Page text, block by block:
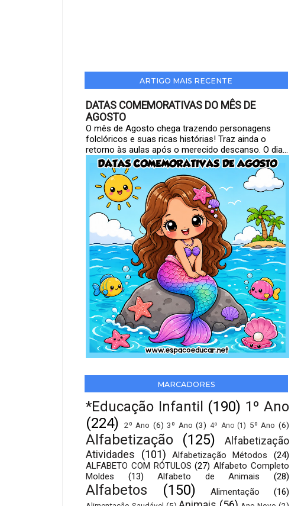
ARTIGO MAIS RECENTE
DATAS COMEMORATIVAS DO MÊS DE
AGOSTO
O mês de Agosto chega trazendo personagens
folclóricos e suas ricas histórias! Traz ainda o
retorno às aulas após o merecido descanso. O dia...
MARCADORES
*Educação Infantil (190) 1º Ano
(224)
2º Ano (6) 3º Ano (3) 4º Ano (1) 5º Ano (6)
Alfabetização (125)
Alfabetização
Atividades
(101) Alfabetização Métodos
(24)
ALFABETO COM RÓTULOS (27) Alfabeto Completo
Moldes
(13) Alfabeto de Animais (28)
Alfabetos (150) Alimentação (16)